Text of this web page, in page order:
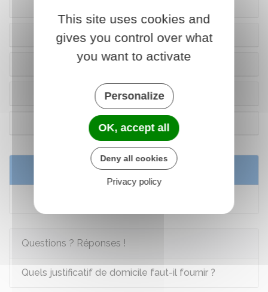
Occitanie
Pays de la Loire
Provence-Alpes-Côte d'Azur (Paca)
Outre-mer
Services en ligne et formulaires
Questions ? Réponses !
Quels justificatif de domicile faut-il fournir ?
This site uses cookies and
gives you control over what
you want to activate
Personalize
OK, accept all
Deny all cookies
Privacy policy